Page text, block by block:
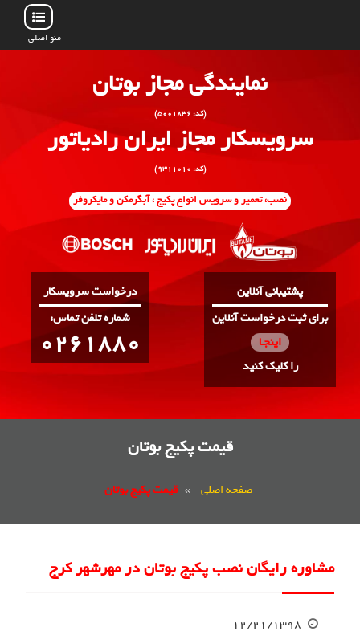
منو اصلی
نمایندگی مجاز بوتان
(کد: ۵۰۰۱۸۳۶)
سرویسکار مجاز ایران رادیاتور
(کد: ۹۳۱۱۰۱۰)
نصب، تعمیر و سرویس انواع پکیج ، آبگرمکن و مایکروفر
پشتیبانی آنلاین
برای ثبت درخواست آنلاین
اینجـا
را کلیک کنید
درخواست سرویسکار
:شماره تلفن تماس
0261880
قیمت پکیج بوتان
صفحه اصلی » قیمت پکیج بوتان
مشاوره رایگان نصب پکیج بوتان در مهرشهر کرج
۱۲/۲۱/۱۳۹۸